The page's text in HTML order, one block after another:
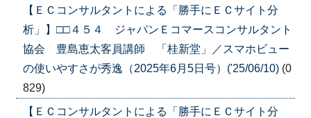
【ＥＣコンサルタントによる「勝手にＥＣサイト分
析」】□□４５４ ジャパンＥコマースコンサルタント
協会 豊島恵太客員講師 「桂新堂」／スマホビュー
の使いやすさが秀逸（2025年6月5日号）('25/06/10) (0
829)
【ＥＣコンサルタントによる「勝手にＥＣサイト分